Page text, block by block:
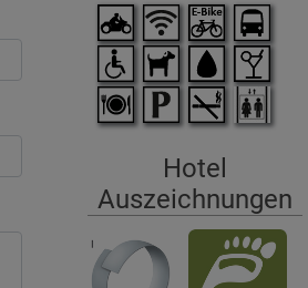
Hotel
Auszeichnungen